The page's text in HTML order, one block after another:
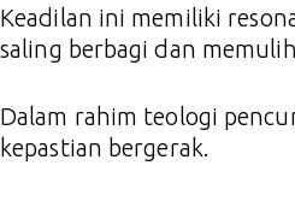
Keadilan ini memiliki
saling berbagi dan
Dalam rahim teologi
kepastian bergerak.